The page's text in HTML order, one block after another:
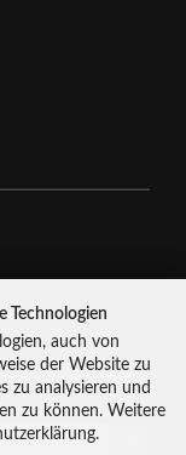
Technologien
auch von
der Website zu
zu analysieren und
zu können. Weitere